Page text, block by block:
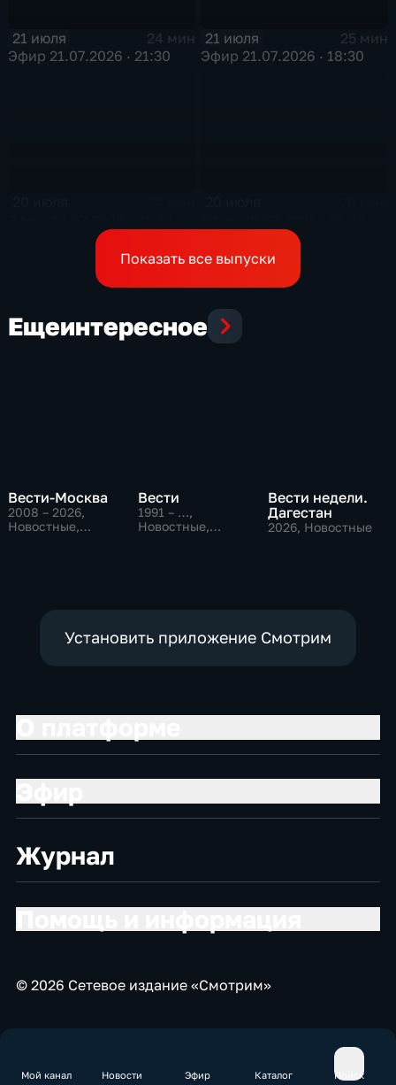
Мой канал Новости Эфир Каталог Поиск
21 июля
24 мин
Эфир 21.07.2026 · 21:30
21 июля
25 мин
Эфир 21.07.2026 · 18:30
Показать все выпуски
Ещеинтересное
Вести-Москва
2008 – 2026,
Новостные,
Вести
1991 – …,
Новостные,
Вести недели.
Дагестан
2026, Новостные
Установить приложение Смотрим
Журнал
© 2026 Сетевое издание «Смотрим»